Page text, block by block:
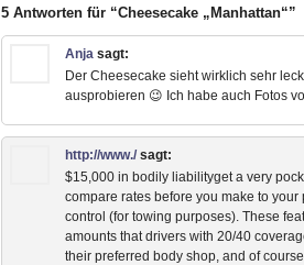
5 Antworten für “Cheesecake „Manhattan“”
Anja sagt:
Der Cheesecake sieht wirklich sehr
ausprobieren 😉 Ich habe auch Fotos
http://www./ sagt:
$15,000 in bodily liabilityget a very
compare rates before you make to
control (for towing purposes). These
amounts that drivers with 20/40
their preferred body shop, and of